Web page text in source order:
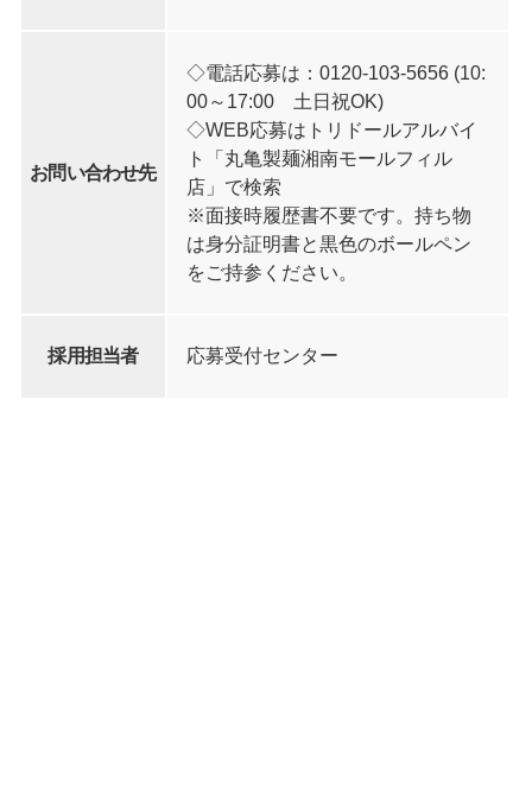
お問い合わせ先
◇電話応募は：0120-103-5656 (10:
00～17:00 土日祝OK)
◇WEB応募はトリドールアルバイ
ト「丸亀製麺湘南モールフィル
店」で検索
※面接時履歴書不要です。持ち物
は身分証明書と黒色のボールペン
をご持参ください。
採用担当者 応募受付センター